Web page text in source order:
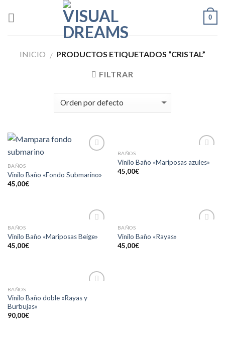
0
INICIO / PRODUCTOS ETIQUETADOS “CRISTAL”
FILTRAR
lista de
deseos
BAÑOS
Vinilo Baño «Fondo Submarino»
45,00€
a la
BAÑOS
Vinilo Baño «Mariposas azules»
45,00€
a la
BAÑOS
Vinilo Baño «Mariposas Beige»
45,00€
BAÑOS
Vinilo Baño «Rayas»
45,00€
BAÑOS
Vinilo Baño doble «Rayas y
Burbujas»
90,00€